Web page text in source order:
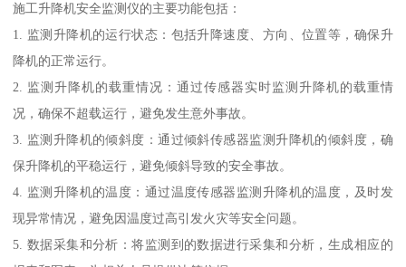
施工升降机安全监测仪的主要功能包括：
1. 监测升降机的运行状态：包括升降速度、方向、位置等，确保升
降机的正常运行。
2. 监测升降机的载重情况：通过传感器实时监测升降机的载重情
况，确保不超载运行，避免发生意外事故。
3. 监测升降机的倾斜度：通过倾斜传感器监测升降机的倾斜度，确
保升降机的平稳运行，避免倾斜导致的安全事故。
4. 监测升降机的温度：通过温度传感器监测升降机的温度，及时发
现异常情况，避免因温度过高引发火灾等安全问题。
5. 数据采集和分析：将监测到的数据进行采集和分析，生成相应的